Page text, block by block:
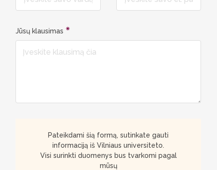
Jūsų klausimas
Pateikdami šią formą, sutinkate gauti
informaciją iš Vilniaus universiteto.
Visi surinkti duomenys bus tvarkomi pagal
mūsų